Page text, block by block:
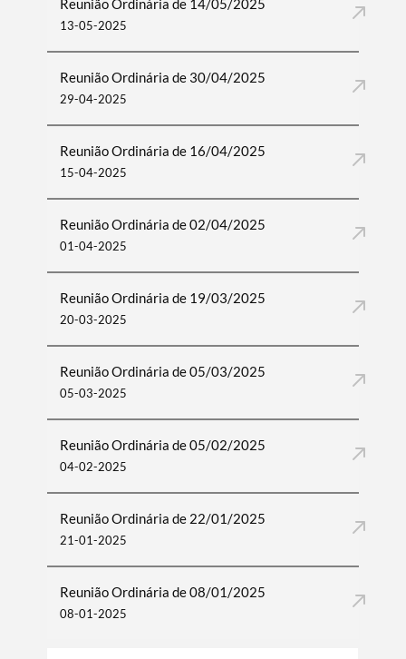
Reunião Ordinária de 14/05/2025
13-05-2025
Reunião Ordinária de 30/04/2025
29-04-2025
Reunião Ordinária de 16/04/2025
15-04-2025
Reunião Ordinária de 02/04/2025
01-04-2025
Reunião Ordinária de 19/03/2025
20-03-2025
Reunião Ordinária de 05/03/2025
05-03-2025
Reunião Ordinária de 05/02/2025
04-02-2025
Reunião Ordinária de 22/01/2025
21-01-2025
Reunião Ordinária de 08/01/2025
08-01-2025